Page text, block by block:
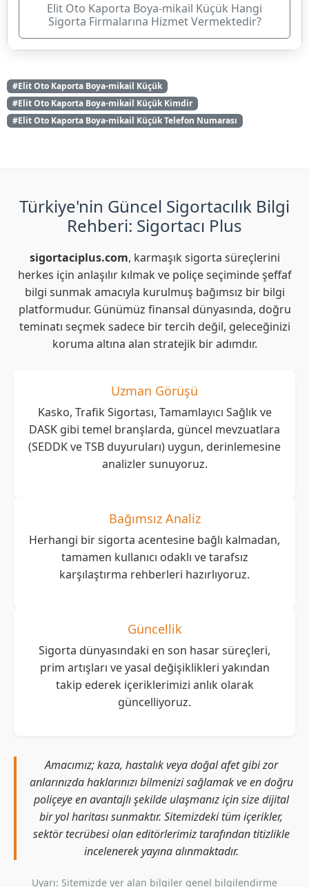
Elit Oto Kaporta Boya-mikail Küçük Hangi
Sigorta Firmalarına Hizmet Vermektedir?
#Elit Oto Kaporta Boya-mikail Küçük
#Elit Oto Kaporta Boya-mikail Küçük Kimdir
#Elit Oto Kaporta Boya-mikail Küçük Telefon Numarası
Türkiye'nin Güncel Sigortacılık Bilgi
Rehberi: Sigortacı Plus
sigortaciplus.com, karmaşık sigorta süreçlerini
herkes için anlaşılır kılmak ve poliçe seçiminde şeffaf
bilgi sunmak amacıyla kurulmuş bağımsız bir bilgi
platformudur. Günümüz finansal dünyasında, doğru
teminatı seçmek sadece bir tercih değil, geleceğinizi
koruma altına alan stratejik bir adımdır.
Uzman Görüşü
Kasko, Trafik Sigortası, Tamamlayıcı Sağlık ve
DASK gibi temel branşlarda, güncel mevzuatlara
(SEDDK ve TSB duyuruları) uygun, derinlemesine
analizler sunuyoruz.
Bağımsız Analiz
Herhangi bir sigorta acentesine bağlı kalmadan,
tamamen kullanıcı odaklı ve tarafsız
karşılaştırma rehberleri hazırlıyoruz.
Güncellik
Sigorta dünyasındaki en son hasar süreçleri,
prim artışları ve yasal değişiklikleri yakından
takip ederek içeriklerimizi anlık olarak
güncelliyoruz.
Amacımız; kaza, hastalık veya doğal afet gibi zor
anlarınızda haklarınızı bilmenizi sağlamak ve en doğru
poliçeye en avantajlı şekilde ulaşmanız için size dijital
bir yol haritası sunmaktır. Sitemizdeki tüm içerikler,
sektör tecrübesi olan editörlerimiz tarafından titizlikle
incelenerek yayına alınmaktadır.
Uyarı: Sitemizde yer alan bilgiler genel bilgilendirme